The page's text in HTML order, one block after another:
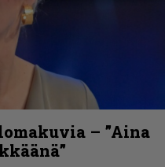
– ”Aina